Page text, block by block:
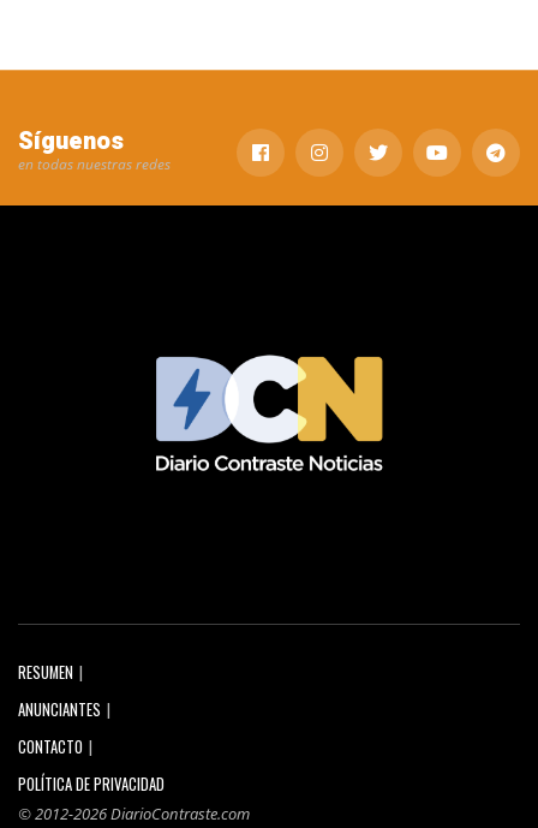
Síguenos
en todas nuestras redes
RESUMEN
ANUNCIANTES
CONTACTO
POLÍTICA DE PRIVACIDAD
© 2012-2026 DiarioContraste.com